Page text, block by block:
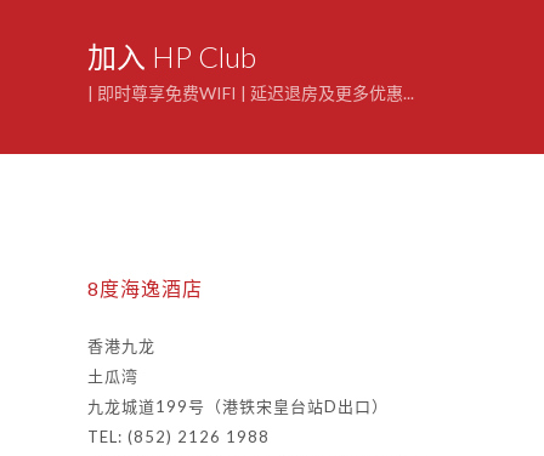
加入 HP Club
| 即时尊享免费WIFI | 延迟退房及更多优惠...
8度海逸酒店
香港九龙
土瓜湾
九龙城道199号（港铁宋皇台站D出口）
TEL: (852) 2126 1988